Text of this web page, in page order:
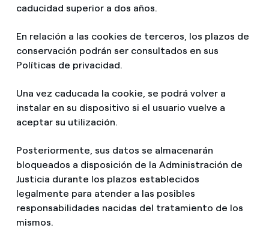
caducidad superior a dos años.
En relación a las cookies de terceros, los plazos de
conservación podrán ser consultados en sus
Políticas de privacidad.
Una vez caducada la cookie, se podrá volver a
instalar en su dispositivo si el usuario vuelve a
aceptar su utilización.
Posteriormente, sus datos se almacenarán
bloqueados a disposición de la Administración de
Justicia durante los plazos establecidos
legalmente para atender a las posibles
responsabilidades nacidas del tratamiento de los
mismos.